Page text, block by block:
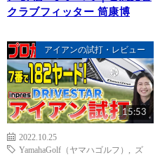
クラブフィッター 筒康博
アイアンの試打・レビュー
15:53
2022.10.25
YamahaGolf（ヤマハゴルフ）
ズ